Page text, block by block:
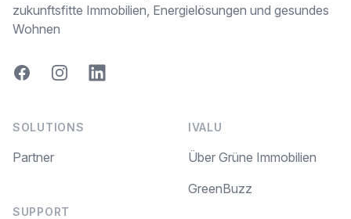
zukunftsfitte Immobilien, Energielösungen und gesundes
Wohnen
FacebookInstagramLinkedIn
SOLUTIONS
Partner
SUPPORT
IVALU
Über Grüne Immobilien
GreenBuzz